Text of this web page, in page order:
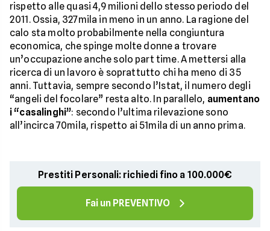
rispetto alle quasi 4,9 milioni dello stesso periodo del
2011. Ossia, 327mila in meno in un anno. La ragione del
calo sta molto probabilmente nella congiuntura
economica, che spinge molte donne a trovare
un’occupazione anche solo part time. A mettersi alla
ricerca di un lavoro è soprattutto chi ha meno di 35
anni. Tuttavia, sempre secondo l’Istat, il numero degli
“angeli del focolare” resta alto. In parallelo, aumentano
i “casalinghi”: secondo l’ultima rilevazione sono
all’incirca 70mila, rispetto ai 51mila di un anno prima.
Prestiti Personali: richiedi fino a 100.000€
Fai un PREVENTIVO